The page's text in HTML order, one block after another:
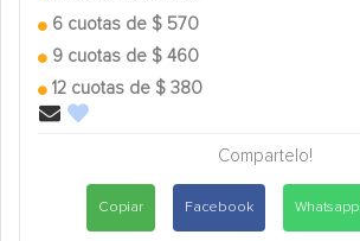
6 cuotas de $ 570
9 cuotas de $ 460
12 cuotas de $ 380
Compartelo!
Copiar Facebook Whatsapp